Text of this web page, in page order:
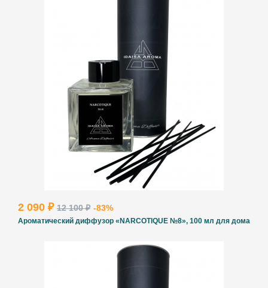
2 090 ₽ 12 100 ₽ -83%
Ароматический диффузор «NARCOTIQUE №8», 100 мл для дома